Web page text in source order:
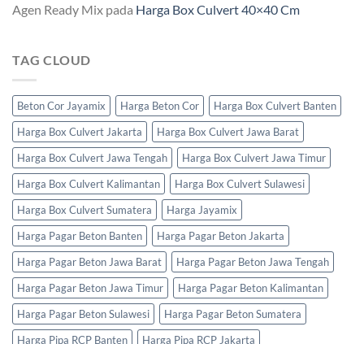
Agen Ready Mix pada Harga Box Culvert 40×40 Cm
TAG CLOUD
Beton Cor Jayamix Harga Beton Cor
Harga Box Culvert Banten
Harga Box Culvert Jakarta
Harga Box Culvert Jawa Barat
Harga Box Culvert Jawa Tengah
Harga Box Culvert Jawa Timur
Harga Box Culvert Kalimantan
Harga Box Culvert Sulawesi
Harga Box Culvert Sumatera
Harga Jayamix
Harga Pagar Beton Banten
Harga Pagar Beton Jakarta
Harga Pagar Beton Jawa Barat
Harga Pagar Beton Jawa Tengah
Harga Pagar Beton Jawa Timur
Harga Pagar Beton Kalimantan
Harga Pagar Beton Sulawesi
Harga Pagar Beton Sumatera
Harga Pipa RCP Banten
Harga Pipa RCP Jakarta